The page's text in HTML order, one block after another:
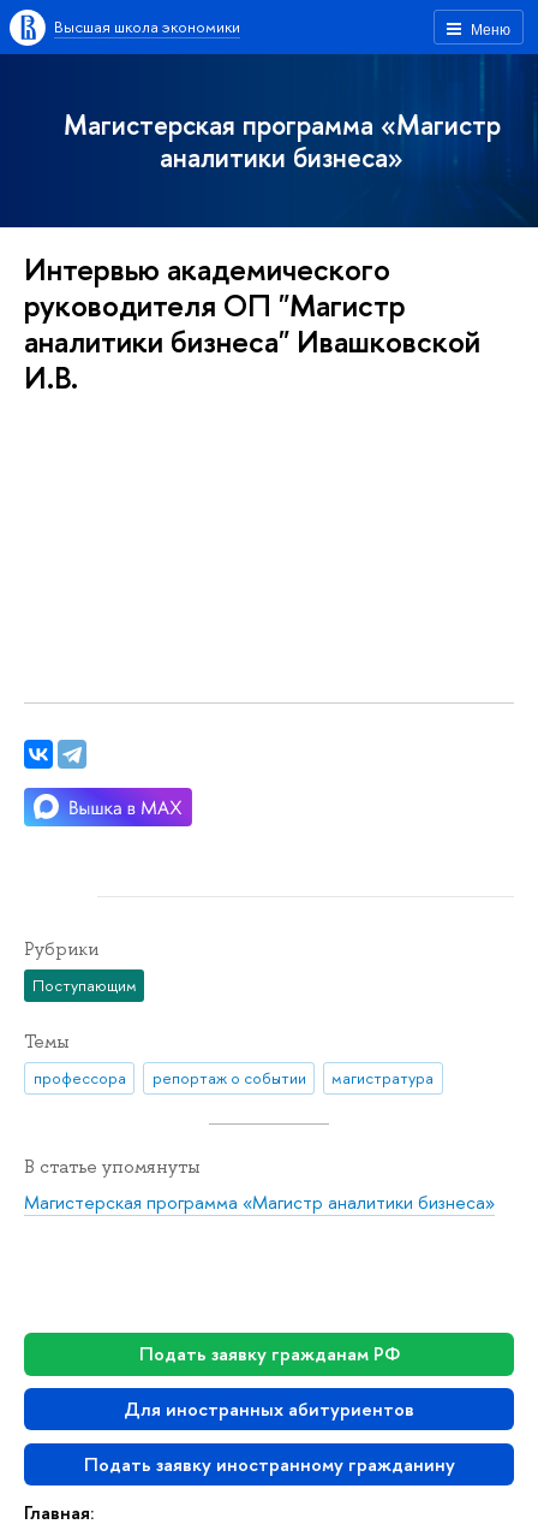
Меню
Высшая школа экономики
Магистерская программа «Магистр
аналитики бизнеса»
Подать заявку гражданам РФ
Для иностранных абитуриентов
Подать заявку иностранному гражданину
Главная:
Интервью академического
руководителя ОП "Магистр
аналитики бизнеса" Ивашковской
И.В.
Рубрики
Поступающим
Темы
профессора репортаж о событии магистратура
В статье упомянуты
Магистерская программа «Магистр аналитики бизнеса»